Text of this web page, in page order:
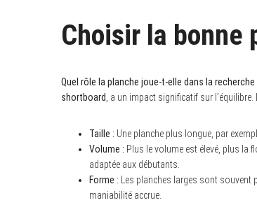
Choisir la bonne
Quel rôle la planche joue-t-elle dans la recherche
shortboard , a un impact significatif sur
Taille : Une planche plus longue, par
Volume : Plus le volume est élevé, plus la
adaptée aux débutants.
Forme : Les planches larges sont
maniabilité accrue.